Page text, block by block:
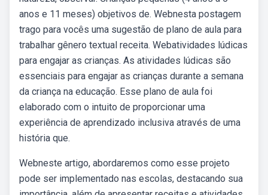
anos e 11 meses) objetivos de. Webnesta postagem
trago para vocês uma sugestão de plano de aula para
trabalhar gênero textual receita. Webatividades lúdicas
para engajar as crianças. As atividades lúdicas são
essenciais para engajar as crianças durante a semana
da criança na educação. Esse plano de aula foi
elaborado com o intuito de proporcionar uma
experiência de aprendizado inclusiva através de uma
história que.
Webneste artigo, abordaremos como esse projeto
pode ser implementado nas escolas, destacando sua